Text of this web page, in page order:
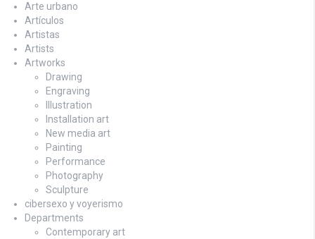
Arte urbano
Artículos
Artistas
Artists
Artworks
Drawing
Engraving
Illustration
Installation art
New media art
Painting
Performance
Photography
Sculpture
cibersexo y voyerismo
Departments
Contemporary art